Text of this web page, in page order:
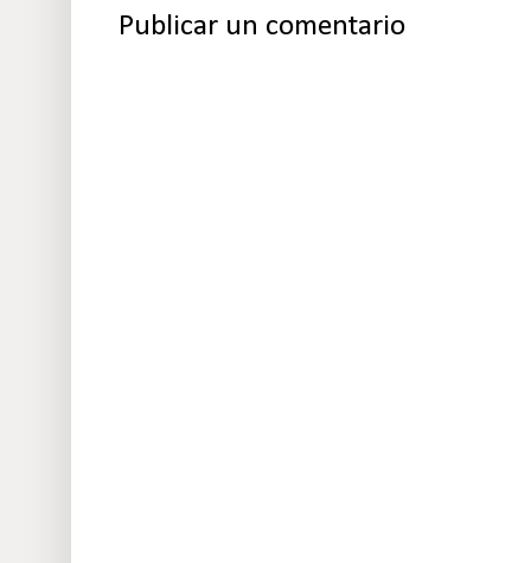
Publicar un comentario